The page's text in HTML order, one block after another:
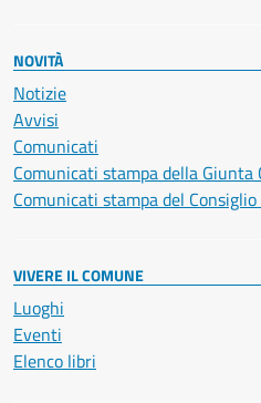
NOVITÀ
Notizie
Avvisi
Comunicati
Comunicati stampa della Giunta
Comunicati stampa del
VIVERE IL COMUNE
Luoghi
Eventi
Elenco libri